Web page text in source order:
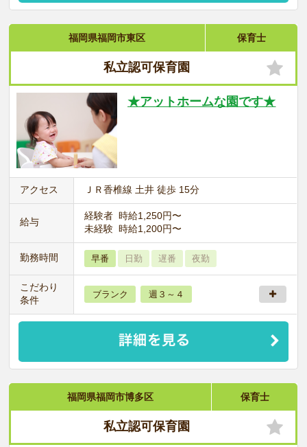
福岡県福岡市東区 保育士
私立認可保育園
★アットホームな園です★
アクセス ＪＲ香椎線 土井 徒歩 15分
給与
経験者 時給1,250円〜
未経験 時給1,200円〜
勤務時間 早番 日勤 遅番 夜勤
こだわり
条件
ブランク 週３～４
福岡県福岡市博多区 保育士
私立認可保育園